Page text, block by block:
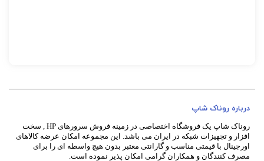
درباره روناک شاپ
روناک شاپ یک فروشگاه اختصاصی در زمینه فروش سرورهای HP , سخت
افزار و تجهیزات شبکه در ایران می باشد. این مجموعه امکان عرضه کالاهای
اورجینال با قیمتی مناسب و گارانتی معتبر بدون هیچ واسطه ای را برای
مصرف کنندگان و همکاران گرامی امکان پذیر نموده است.